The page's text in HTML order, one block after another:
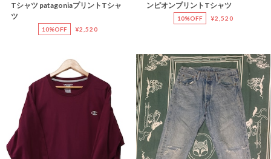
Tシャツ patagoniaプリントTシャ
ツ
10%OFF ¥2,520
ンピオンプリントTシャツ
10%OFF ¥2,520